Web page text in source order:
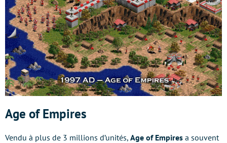
Age of Empires
Vendu à plus de 3 millions d’unités, Age of Empires a souvent